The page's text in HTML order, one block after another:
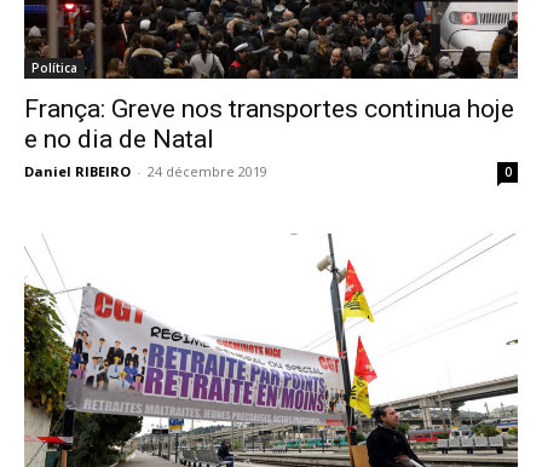
Política
França: Greve nos transportes continua hoje
e no dia de Natal
Daniel RIBEIRO - 24 décembre 2019 0